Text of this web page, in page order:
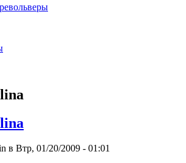
в Втр, 01/20/2009 - 01:01